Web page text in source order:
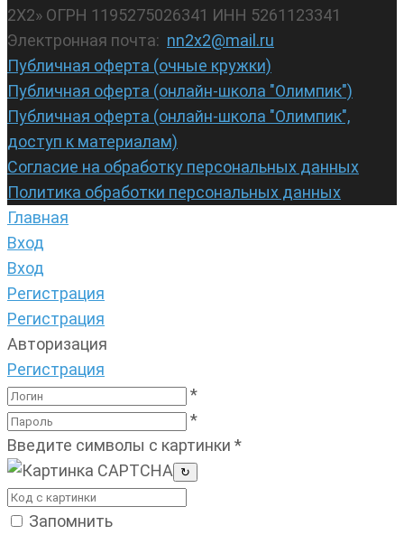
2Х2» ОГРН 1195275026341 ИНН 5261123341
Электронная почта: nn2x2@mail.ru
Публичная оферта (очные кружки)
Публичная оферта (онлайн-школа "Олимпик")
Публичная оферта (онлайн-школа "Олимпик",
доступ к материалам)
Согласие на обработку персональных данных
Политика обработки персональных данных
Главная
Вход
Вход
Регистрация
Регистрация
Авторизация
Регистрация
*
*
Введите символы с картинки *
↻
Запомнить